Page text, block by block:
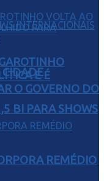
BI PARA SHOWS
E É
O GOVERNO DO
REMÉDIO